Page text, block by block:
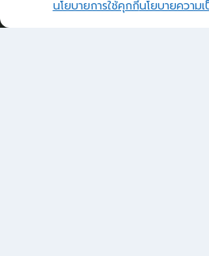
นโยบายการใช้คุกกี้นโยบายความ